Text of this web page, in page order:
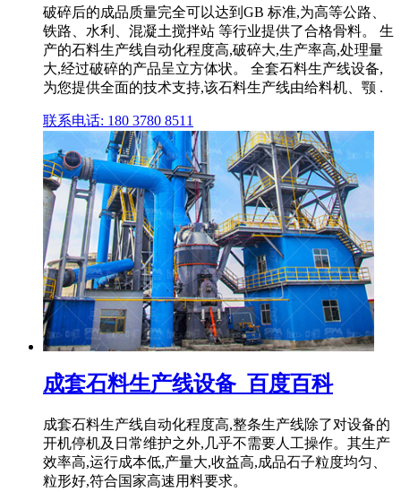
破碎后的成品质量完全可以达到GB 标准,为高等公路、
铁路、水利、混凝土搅拌站 等行业提供了合格骨料。 生
产的石料生产线自动化程度高,破碎大,生产率高,处理量
大,经过破碎的产品呈立方体状。 全套石料生产线设备,
为您提供全面的技术支持,该石料生产线由给料机、颚 .
联系电话: 180 3780 8511
成套石料生产线设备_百度百科
成套石料生产线自动化程度高,整条生产线除了对设备的
开机停机及日常维护之外,几乎不需要人工操作。其生产
效率高,运行成本低,产量大,收益高,成品石子粒度均匀、
粒形好,符合国家高速用料要求。